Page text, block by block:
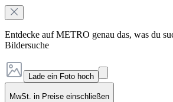
Entdecke auf METRO genau das, was du
Bildersuche
Lade ein Foto hoch
MwSt. in Preise einschließen